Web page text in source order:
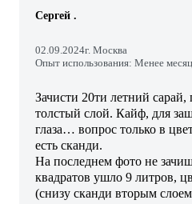
Сергей .
02.09.2024г. Москва
Опыт использования: Менее
Зачисти 20ти летний сарай,
толстый слой. Кайф, для
глаза… вопрос только в
есть сканди.
На последнем фото не
квадратов ушло 9 литров,
(снизу сканди вторым